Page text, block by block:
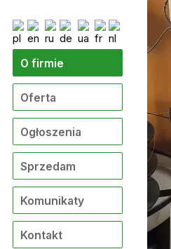
O firmie
Oferta
Ogłoszenia
Sprzedam
Komunikaty
Kontakt